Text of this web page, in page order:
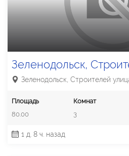
Зеленодольск,
Зеленодольск, Строителей
Площадь
80.00
Комнат
3
1 д. 8 ч. назад